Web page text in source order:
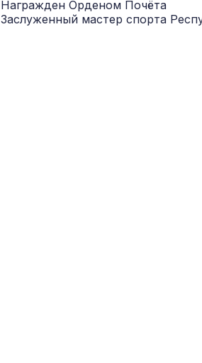
Награжден Орденом Почёта
Заслуженный мастер спорта